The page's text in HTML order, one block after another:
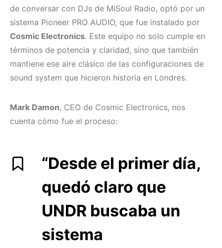
de conversar con DJs de MiSoul Radio, optó por un
sistema Pioneer PRO AUDIO, que fue instalado por
Cosmic Electronics. Este equipo no solo cumple en
términos de potencia y claridad, sino que también
mantiene ese aire clásico de las configuraciones de
sound system que hicieron historia en Londres.
Mark Damon, CEO de Cosmic Electronics, nos
cuenta cómo fue el proceso:
“Desde el primer día,
quedó claro que
UNDR buscaba un
sistema